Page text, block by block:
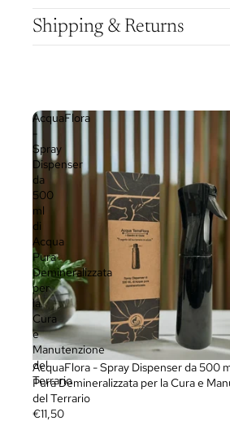
Shipping & Returns
AcquaFlora
-
Spray
Dispenser
da
500
ml
di
Acqua
Pura
Demineralizzata
per
la
Cura
e
Manutenzione
del
Terrario
AcquaFlora - Spray Dispenser da 500
Pura Demineralizzata per la Cura e
del Terrario
€11,50